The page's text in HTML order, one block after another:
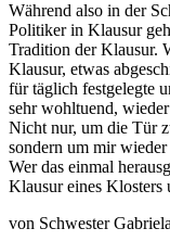
Während also in der
Politiker in Klausur
Tradition der Klausur.
Klausur, etwas
für täglich festgelegte
sehr wohltuend,
Nicht nur, um die Tür
sondern um mir
Wer das einmal
Klausur eines Klosters
von Schwester